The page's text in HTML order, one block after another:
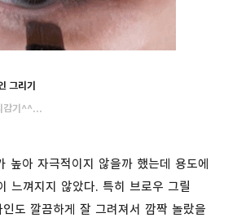
그리기
감기^^...
높아 자극적이지 않을까 했는데 용도에
느껴지지 않았다. 특히 브로우 그릴
도 깔끔하게 잘 그려져서 깜짝 놀랐을